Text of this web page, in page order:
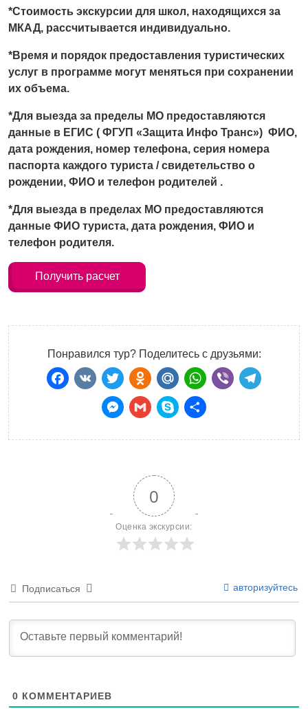
*Стоимость экскурсии для школ, находящихся за
МКАД, рассчитывается индивидуально.
*Время и порядок предоставления туристических
услуг в программе могут меняться при сохранении
их объема.
*Для выезда за пределы МО предоставляются
данные в ЕГИС ( ФГУП «Защита Инфо Транс») ФИО,
дата рождения, номер телефона, серия номера
паспорта каждого туриста / свидетельство о
рождении, ФИО и телефон родителей .
*Для выезда в пределах МО предоставляются
данные ФИО туриста, дата рождения, ФИО и
телефон родителя.
Получить расчет
Понравился тур? Поделитесь с друзьями:
Facebook
VKTwitter
Odnoklassniki
Mail.Ru
WhatsApp
Отправить
0
Оценка экскурсии:
Подписаться авторизуйтесь
0 КОММЕНТАРИЕВ